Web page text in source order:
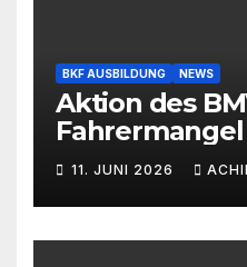
BKF AUSBILDUNG NEWS
Aktion des
Fahrermangel
11. JUNI 2026